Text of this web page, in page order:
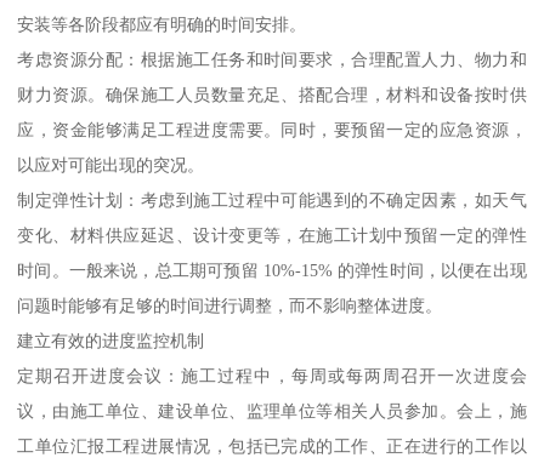
安装等各阶段都应有明确的时间安排。
考虑资源分配：根据施工任务和时间要求，合理配置人力、物力和
财力资源。确保施工人员数量充足、搭配合理，材料和设备按时供
应，资金能够满足工程进度需要。同时，要预留一定的应急资源，
以应对可能出现的突况。
制定弹性计划：考虑到施工过程中可能遇到的不确定因素，如天气
变化、材料供应延迟、设计变更等，在施工计划中预留一定的弹性
时间。一般来说，总工期可预留 10%-15% 的弹性时间，以便在出现
问题时能够有足够的时间进行调整，而不影响整体进度。
建立有效的进度监控机制
定期召开进度会议：施工过程中，每周或每两周召开一次进度会
议，由施工单位、建设单位、监理单位等相关人员参加。会上，施
工单位汇报工程进展情况，包括已完成的工作、正在进行的工作以